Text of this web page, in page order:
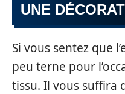
UNE
Si vous sentez que
peu terne pour
tissu. Il vous suffira